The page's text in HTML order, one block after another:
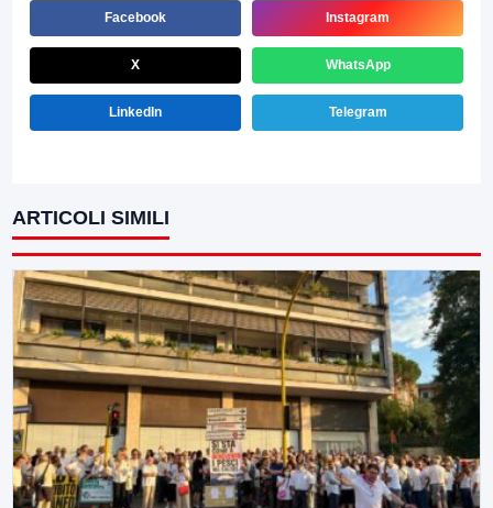
Facebook Instagram
X WhatsApp
LinkedIn Telegram
ARTICOLI SIMILI